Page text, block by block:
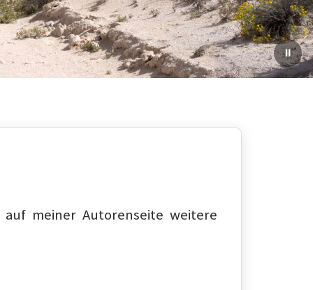
meiner Autorenseite weitere